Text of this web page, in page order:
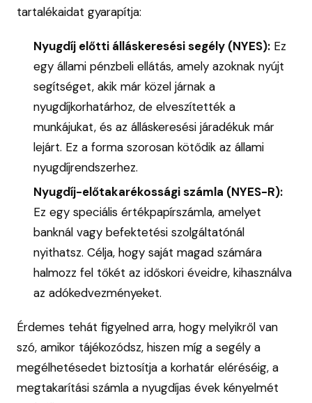
tartalékaidat gyarapítja:
Nyugdíj előtti álláskeresési segély (NYES): Ez
egy állami pénzbeli ellátás, amely azoknak nyújt
segítséget, akik már közel járnak a
nyugdíjkorhatárhoz, de elveszítették a
munkájukat, és az álláskeresési járadékuk már
lejárt. Ez a forma szorosan kötődik az állami
nyugdíjrendszerhez.
Nyugdíj-előtakarékossági számla (NYES-R):
Ez egy speciális értékpapírszámla, amelyet
banknál vagy befektetési szolgáltatónál
nyithatsz. Célja, hogy saját magad számára
halmozz fel tőkét az időskori éveidre, kihasználva
az adókedvezményeket.
Érdemes tehát figyelned arra, hogy melyikről van
szó, amikor tájékozódsz, hiszen míg a segély a
megélhetésedet biztosítja a korhatár eléréséig, a
megtakarítási számla a nyugdíjas évek kényelmét